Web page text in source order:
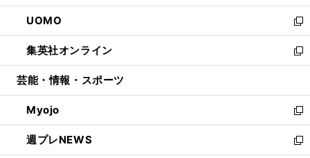
開
く
ウ
で
開
く
ン
ド
ウ
で
開
ウ
ィ
ン
ド
ウ
開
く
し
い
ウ
ィ
ン
ウ
で
開
く
UOMO
新
し
い
ウ
ン
ド
ウ
で
開
集英社オンライン
新
し
ウ
ィ
ン
ド
ウ
芸能・情報・スポーツ
Myojo
新
し
い
週プレNEWS
新